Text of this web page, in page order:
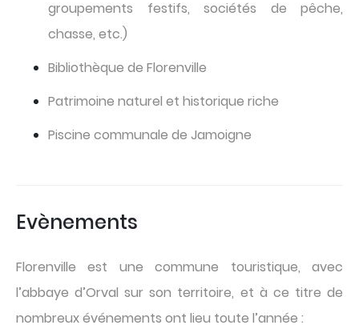
groupements festifs, sociétés de pêche,
chasse, etc.)
Bibliothèque de Florenville
Patrimoine naturel et historique riche
Piscine communale de Jamoigne
Evènements
Florenville est une commune touristique, avec
l’abbaye d’Orval sur son territoire, et à ce titre de
nombreux événements ont lieu toute l’année :